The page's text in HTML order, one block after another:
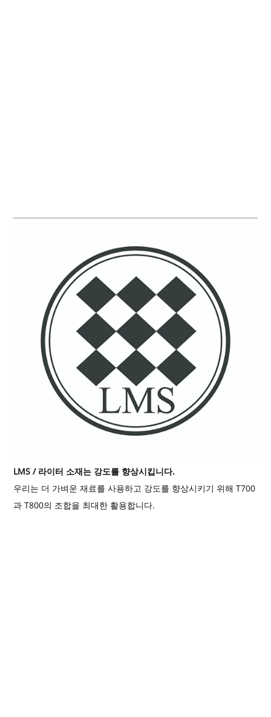
LMS / 라이터 소재는 강도를 향상시킵니다.
우리는 더 가벼운 재료를 사용하고 강도를 향상시키기 위해 T700
과 T800의 조합을 최대한 활용합니다.